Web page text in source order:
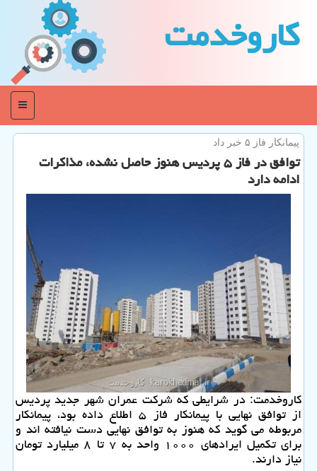
كاروخدمت
منو
پیمانكار فاز ۵ خبر داد
توافق در فاز ۵ پردیس هنوز حاصل نشده، مذاكرات
ادامه دارد
كاروخدمت: در شرایطی كه شركت عمران شهر جدید پردیس
از توافق نهایی با پیمانكار فاز ۵ اطلاع داده بود، پیمانكار
مربوطه می گوید كه هنوز به توافق نهایی دست نیافته اند و
برای تكمیل ایرادهای ۱۰۰۰ واحد به ۷ تا ۸ میلیارد تومان
نیاز دارند.